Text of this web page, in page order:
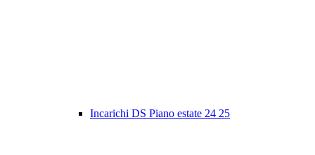
Incarichi DS Piano estate 24 25